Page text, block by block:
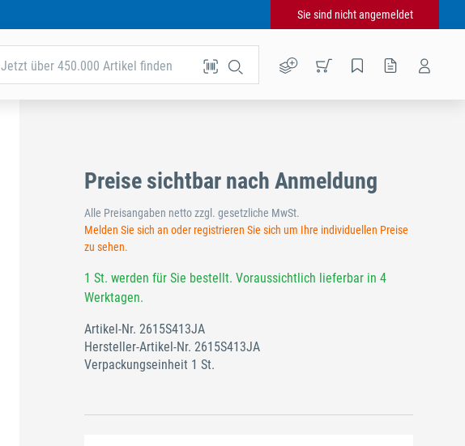
Sie sind nicht angemeldet
Jetzt über 450.000 Artikel finden
Preise sichtbar nach Anmeldung
Alle Preisangaben netto zzgl. gesetzliche MwSt.
Melden Sie sich an oder registrieren Sie sich um Ihre individuellen Preise
zu sehen.
1 St. werden für Sie bestellt. Voraussichtlich lieferbar in 4
Werktagen.
Artikel-Nr. 2615S413JA
Hersteller-Artikel-Nr. 2615S413JA
Verpackungseinheit 1 St.